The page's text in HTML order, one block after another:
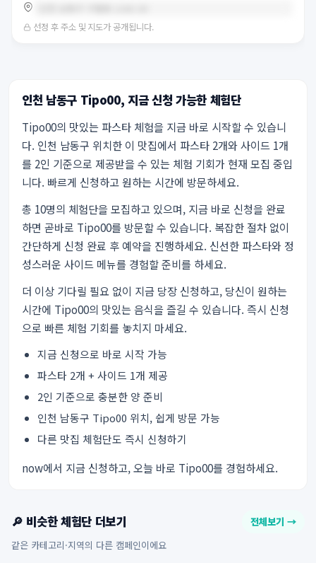
선정 후 주소 및 지도가 공개됩니다.
인천 남동구 Tipo00, 지금 신청 가능한 체험단
Tipo00의 맛있는 파스타 체험을 지금 바로 시작할 수 있습니
다. 인천 남동구 위치한 이 맛집에서 파스타 2개와 사이드 1개
를 2인 기준으로 제공받을 수 있는 체험 기회가 현재 모집 중입
니다. 빠르게 신청하고 원하는 시간에 방문하세요.
총 10명의 체험단을 모집하고 있으며, 지금 바로 신청을 완료
하면 곧바로 Tipo00를 방문할 수 있습니다. 복잡한 절차 없이
간단하게 신청 완료 후 예약을 진행하세요. 신선한 파스타와 정
성스러운 사이드 메뉴를 경험할 준비를 하세요.
더 이상 기다릴 필요 없이 지금 당장 신청하고, 당신이 원하는
시간에 Tipo00의 맛있는 음식을 즐길 수 있습니다. 즉시 신청
으로 빠른 체험 기회를 놓치지 마세요.
지금 신청으로 바로 시작 가능
파스타 2개 + 사이드 1개 제공
2인 기준으로 충분한 양 준비
인천 남동구 Tipo00 위치, 쉽게 방문 가능
다른 맛집 체험단도 즉시 신청하기
now에서 지금 신청하고, 오늘 바로 Tipo00를 경험하세요.
🔎 비슷한 체험단 더보기 전체보기 →
같은 카테고리·지역의 다른 캠페인이에요